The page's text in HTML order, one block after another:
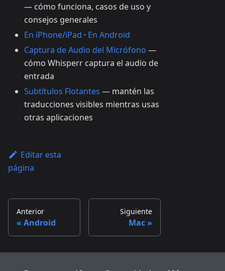
— cómo funciona, casos de uso y
consejos generales
En iPhone/iPad · En Android
Captura de Audio del Micrófono —
cómo Whisperr captura el audio de
entrada
Subtítulos Flotantes — mantén las
traducciones visibles mientras usas
otras aplicaciones
Editar esta
página
Anterior
Android
Siguiente
Mac